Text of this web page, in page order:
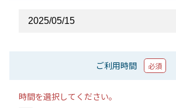
ご利用時間 必須
時間を選択してください。